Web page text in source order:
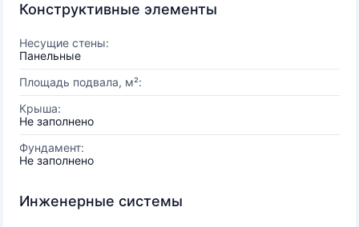
Конструктивные элементы
Несущие стены:
Панельные
Площадь подвала, м²:
Крыша:
Не заполнено
Фундамент:
Не заполнено
Инженерные системы